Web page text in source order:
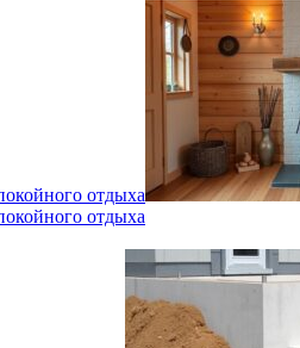
отдыха
отдыха